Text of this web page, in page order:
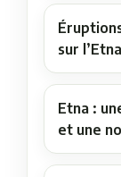
sur
Etna :
et une